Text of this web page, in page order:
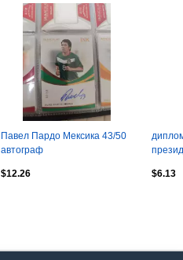
Павел Пардо Мексика 43/50
автограф
$12.26
$6.13